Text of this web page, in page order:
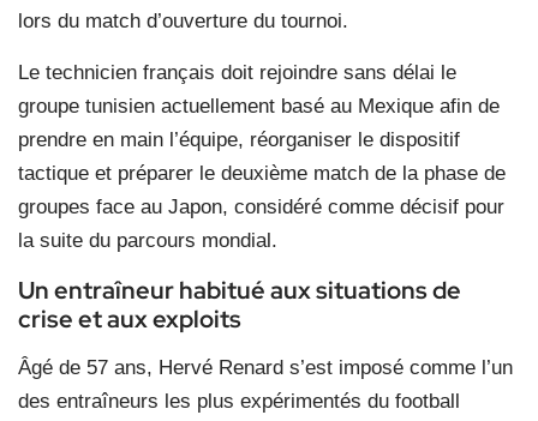
lors du match d’ouverture du tournoi.
Le technicien français doit rejoindre sans délai le
groupe tunisien actuellement basé au Mexique afin de
prendre en main l’équipe, réorganiser le dispositif
tactique et préparer le deuxième match de la phase de
groupes face au Japon, considéré comme décisif pour
la suite du parcours mondial.
Un entraîneur habitué aux situations de
crise et aux exploits
Âgé de 57 ans, Hervé Renard s’est imposé comme l’un
des entraîneurs les plus expérimentés du football